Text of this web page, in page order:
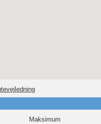
Maksimum